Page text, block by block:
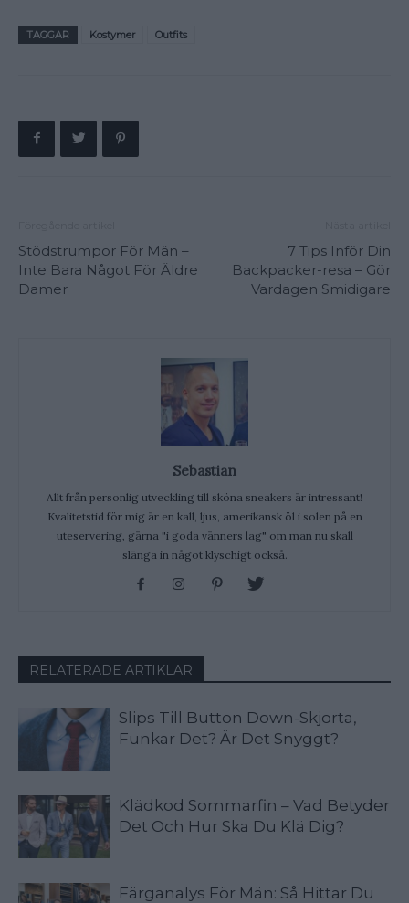
TAGGAR Kostymer Outfits
Stödstrumpor För Män –
Inte Bara Något För Äldre
Damer
7 Tips Inför Din
Backpacker-resa – Gör
Vardagen Smidigare
Sebastian
Allt från personlig utveckling till sköna sneakers är intressant!
Kvalitetstid för mig är en kall, ljus, amerikansk öl i solen på en
uteservering, gärna "i goda vänners lag" om man nu skall
slänga in något klyschigt också.
RELATERADE ARTIKLAR
Slips Till Button Down-Skjorta,
Funkar Det? Är Det Snyggt?
Klädkod Sommarfin – Vad Betyder
Det Och Hur Ska Du Klä Dig?
Färganalys För Män: Så Hittar Du